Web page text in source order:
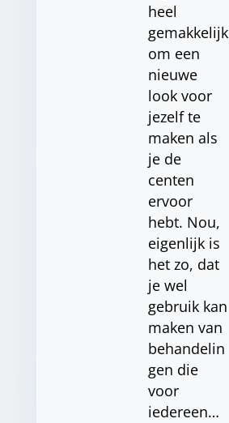
heel
gemakkelijk
om een
nieuwe
look voor
jezelf te
maken als
je de
centen
ervoor
hebt. Nou,
eigenlijk is
het zo, dat
je wel
gebruik kan
maken van
behandelin
gen die
voor
iedereen…